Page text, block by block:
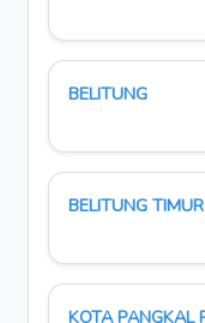
BELITUNG
BELITUNG TIMUR
KOTA PANGKAL